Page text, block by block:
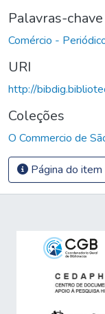
Palavras-chave
Comércio -
URI
http://
Coleções
O Commercio de
Página do